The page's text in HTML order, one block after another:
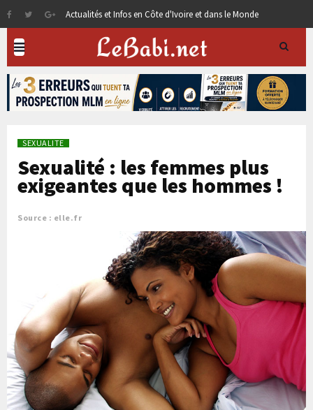
Actualités et Infos en Côte d'Ivoire et dans le Monde
SEXUALITE
Sexualité : les femmes plus
exigeantes que les hommes !
Source : elle.fr